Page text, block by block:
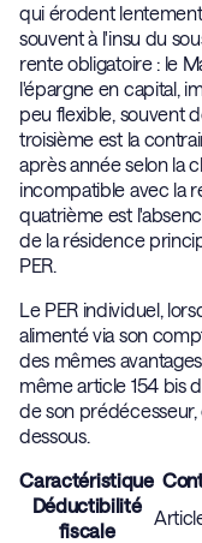
qui érodent
souvent à l'insu du
rente obligatoire : le
l'épargne en capital,
peu flexible, souvent
troisième est la
après année selon la
incompatible avec la
quatrième est
de la résidence
PER.
Le PER individuel,
alimenté via son
des mêmes
même article 154 bis
de son
dessous.
Caractéristique
Déductibilité
fiscale